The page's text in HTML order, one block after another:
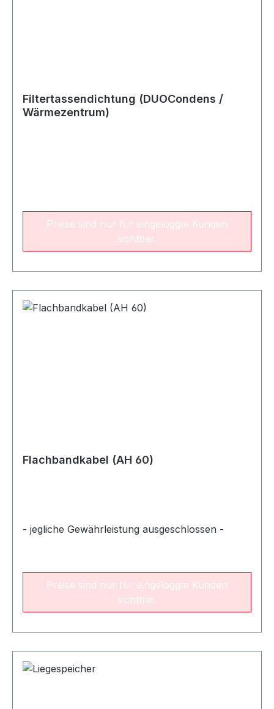
Filtertassendichtung (DUOCondens /
Wärmezentrum)
Preise sind nur für eingeloggte Kunden
sichtbar.
Flachbandkabel (AH 60)
- jegliche Gewährleistung ausgeschlossen -
Preise sind nur für eingeloggte Kunden
sichtbar.